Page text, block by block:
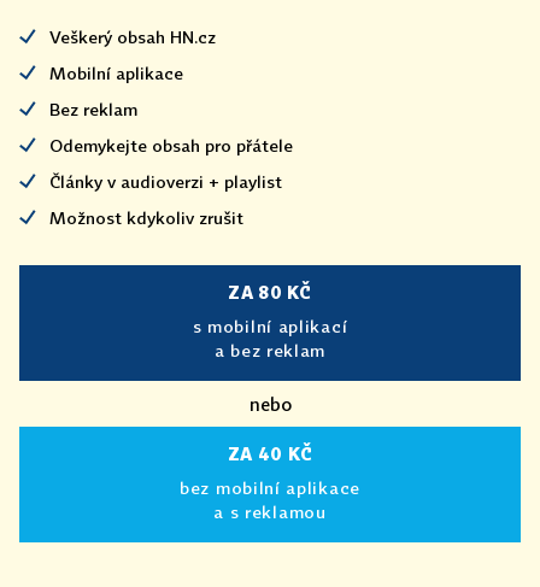
Veškerý obsah HN.cz
Mobilní aplikace
Bez reklam
Odemykejte obsah pro přátele
Články v audioverzi + playlist
Možnost kdykoliv zrušit
ZA 80 KČ
s mobilní aplikací
a bez reklam
nebo
ZA 40 KČ
bez mobilní aplikace
a s reklamou